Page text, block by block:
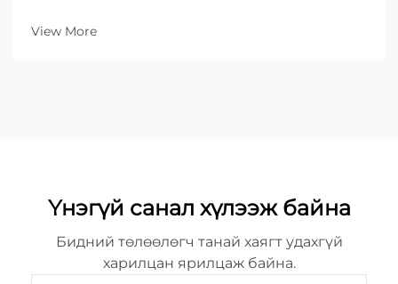
View More
Үнэгүй санал хүлээж байна
Бидний төлөөлөгч танай хаягт удахгүй
харилцан ярилцаж байна.